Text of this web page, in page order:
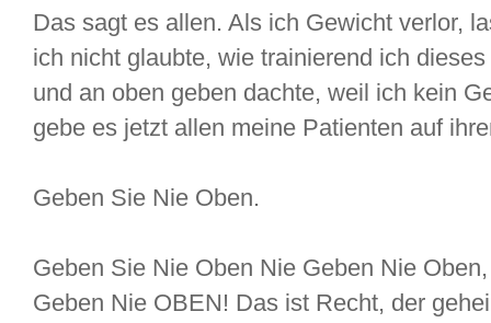
Das sagt es allen. Als ich Gewicht verlor,
ich nicht glaubte, wie trainierend ich
und an oben geben dachte, weil ich kein
gebe es jetzt allen meine Patienten auf
Geben Sie Nie Oben.
Geben Sie Nie Oben Nie Geben Nie
Geben Nie OBEN! Das ist Recht, der